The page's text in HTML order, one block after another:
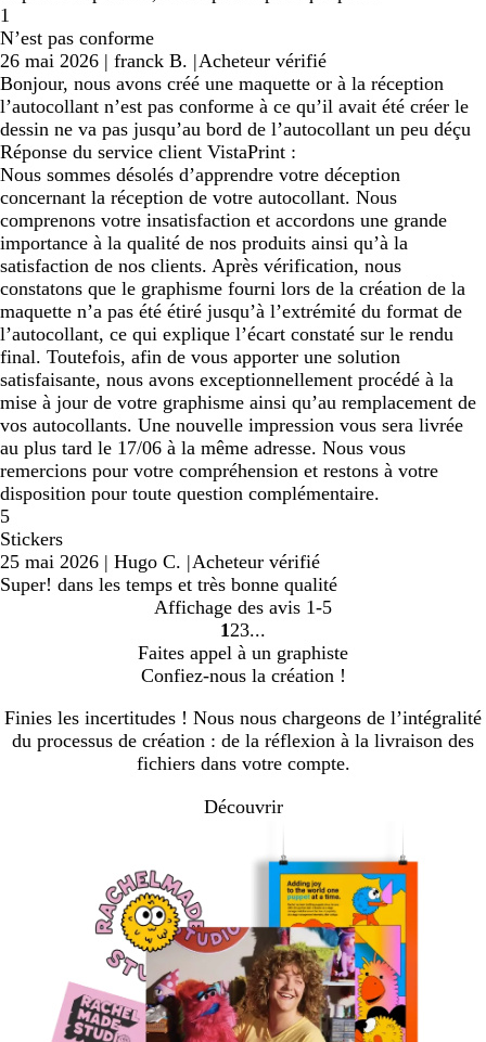
1
N’est pas conforme
26 mai 2026 | franck B. |Acheteur vérifié
Bonjour, nous avons créé une maquette or à la réception
l’autocollant n’est pas conforme à ce qu’il avait été créer le
dessin ne va pas jusqu’au bord de l’autocollant un peu déçu
Réponse du service client VistaPrint :
Nous sommes désolés d’apprendre votre déception
concernant la réception de votre autocollant. Nous
comprenons votre insatisfaction et accordons une grande
importance à la qualité de nos produits ainsi qu’à la
satisfaction de nos clients. Après vérification, nous
constatons que le graphisme fourni lors de la création de la
maquette n’a pas été étiré jusqu’à l’extrémité du format de
l’autocollant, ce qui explique l’écart constaté sur le rendu
final. Toutefois, afin de vous apporter une solution
satisfaisante, nous avons exceptionnellement procédé à la
mise à jour de votre graphisme ainsi qu’au remplacement de
vos autocollants. Une nouvelle impression vous sera livrée
au plus tard le 17/06 à la même adresse. Nous vous
remercions pour votre compréhension et restons à votre
disposition pour toute question complémentaire.
5
Stickers
25 mai 2026 | Hugo C. |Acheteur vérifié
Super! dans les temps et très bonne qualité
Affichage des avis 1-5
Accéder
à
la
1 Accéder
à
la
2 Accéder
à
la
3
Faites appel à un graphiste
Confiez-nous la création !
Finies les incertitudes ! Nous nous chargeons de l’intégralité
du processus de création : de la réflexion à la livraison des
fichiers dans votre compte.
Découvrir